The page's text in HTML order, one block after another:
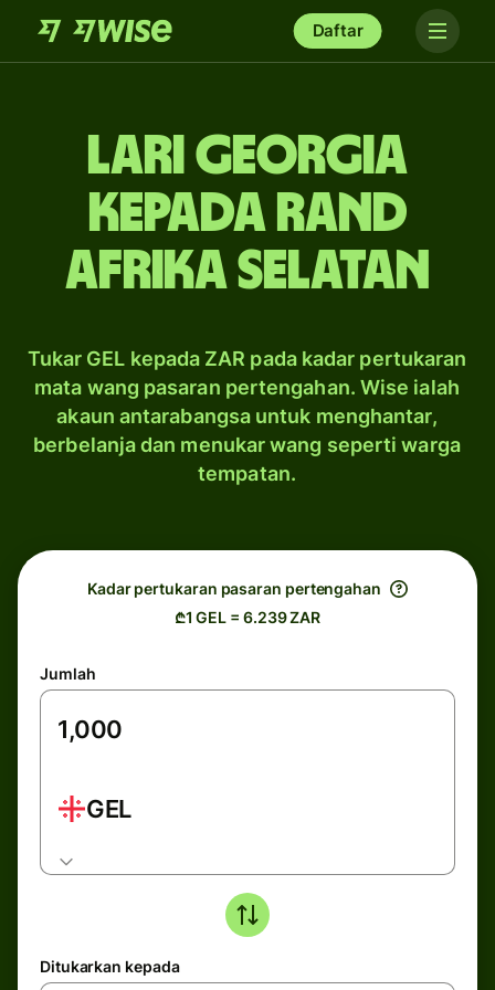
Daftar
lari Georgia
kepada rand
Afrika Selatan
Tukar GEL kepada ZAR pada kadar pertukaran
mata wang pasaran pertengahan. Wise ialah
akaun antarabangsa untuk menghantar,
berbelanja dan menukar wang seperti warga
tempatan.
Kadar pertukaran pasaran pertengahan
₾1 GEL = 6.239 ZAR
Jumlah
GEL
Ditukarkan kepada